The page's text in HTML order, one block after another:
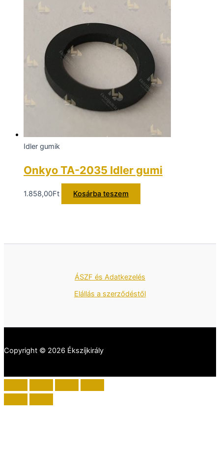
Idler gumik
Onkyo TA-2035 Idler gumi
1.858,00Ft Kosárba teszem
ÁSZF és Adatkezelés
Elállás a szerződéstől
Copyright © 2026 Ékszíjkirály